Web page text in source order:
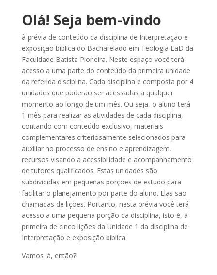
Olá! Seja bem-vindo
à prévia de conteúdo da disciplina de Interpretação e
exposição bíblica do Bacharelado em Teologia EaD da
Faculdade Batista Pioneira. Neste espaço você terá
acesso a uma parte do conteúdo da primeira unidade
da referida disciplina. Cada disciplina é composta por 4
unidades que poderão ser acessadas a qualquer
momento ao longo de um mês. Ou seja, o aluno terá
1 mês para realizar as atividades de cada disciplina,
contando com conteúdo exclusivo, materiais
complementares criteriosamente selecionados para
auxiliar no processo de ensino e aprendizagem,
recursos visando a acessibilidade e acompanhamento
de tutores qualificados. Estas unidades são
subdivididas em pequenas porções de estudo para
facilitar o planejamento por parte do aluno. Elas são
chamadas de lições. Portanto, nesta prévia você terá
acesso a uma pequena porção da disciplina, isto é, à
primeira de cinco lições da Unidade 1 da disciplina de
Interpretação e exposição bíblica.
Vamos lá, então?!